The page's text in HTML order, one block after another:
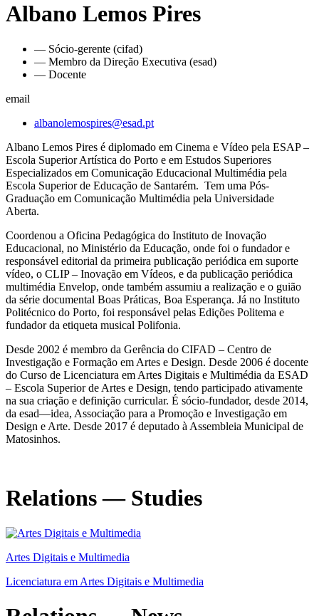
Albano Lemos Pires
— Sócio-gerente (cifad)
— Membro da Direção Executiva (esad)
— Docente
email
albanolemospires@esad.pt
Albano Lemos Pires é diplomado em Cinema e Vídeo pela ESAP –
Escola Superior Artística do Porto e em Estudos Superiores
Especializados em Comunicação Educacional Multimédia pela
Escola Superior de Educação de Santarém. Tem uma Pós-
Graduação em Comunicação Multimédia pela Universidade
Aberta.
Coordenou a Oficina Pedagógica do Instituto de Inovação
Educacional, no Ministério da Educação, onde foi o fundador e
responsável editorial da primeira publicação periódica em suporte
vídeo, o CLIP – Inovação em Vídeos, e da publicação periódica
multimédia Envelop, onde também assumiu a realização e o guião
da série documental Boas Práticas, Boa Esperança. Já no Instituto
Politécnico do Porto, foi responsável pelas Edições Politema e
fundador da etiqueta musical Polifonia.
Desde 2002 é membro da Gerência do CIFAD – Centro de
Investigação e Formação em Artes e Design. Desde 2006 é docente
do Curso de Licenciatura em Artes Digitais e Multimédia da ESAD
– Escola Superior de Artes e Design, tendo participado ativamente
na sua criação e definição curricular. É sócio-fundador, desde 2014,
da esad—idea, Associação para a Promoção e Investigação em
Design e Arte. Desde 2017 é deputado à Assembleia Municipal de
Matosinhos.
Relations — Studies
Artes Digitais e Multimedia
Licenciatura em Artes Digitais e Multimedia